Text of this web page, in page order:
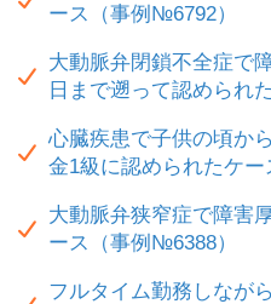
ース（事例№6792）
大動脈弁閉鎖不全症で
日まで遡って認められ
心臓疾患で子供の頃か
金1級に認められたケー
大動脈弁狭窄症で障害
ース（事例№6388）
フルタイム勤務しなが